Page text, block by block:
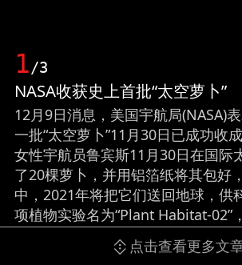
1/3
NASA收获史上首批“太空萝卜”
12月9日消息，美国宇航局(NASA)
一批“太空萝卜”11月30日已成功收
女性宇航员鲁宾斯11月30日在国际
了20棵萝卜，并用铝箔纸将其包好
中，2021年将把它们送回地球，供
项植物实验名为“Plant Habitat-02”
NASA形容为“历史性事件”。报道称
择种萝卜，是因为科学家对它们的
点击查看更多文